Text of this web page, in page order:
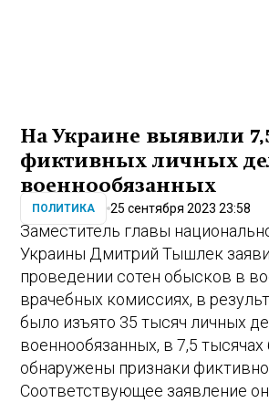
На Украине выявили
фиктивных личных
военнообязанных
ПОЛИТИКА 25 сентября 2023 23:58
Заместитель главы
Украины Дмитрий Тышлек
проведении сотен обысков в
врачебных комиссиях, в
было изъято 35 тысяч личных
военнообязанных, в 7,5
обнаружены признаки
Соответствующее заявление